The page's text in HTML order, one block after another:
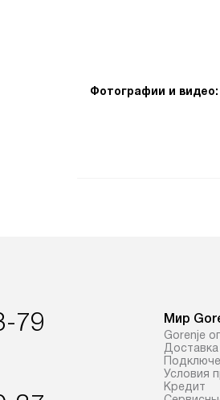
Фотографии и видео:
79 Мир
Gorenje
Условия
Кредит